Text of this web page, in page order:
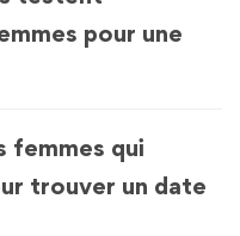
pour une
femmes qui
trouver un date